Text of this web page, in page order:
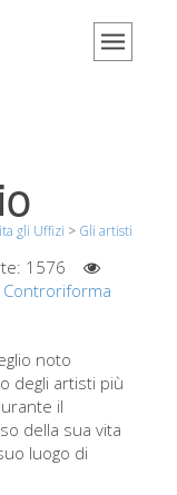
gli Uffizi > Gli artisti
1576
Controriforma
noto
degli artisti più
il
della sua vita
luogo di